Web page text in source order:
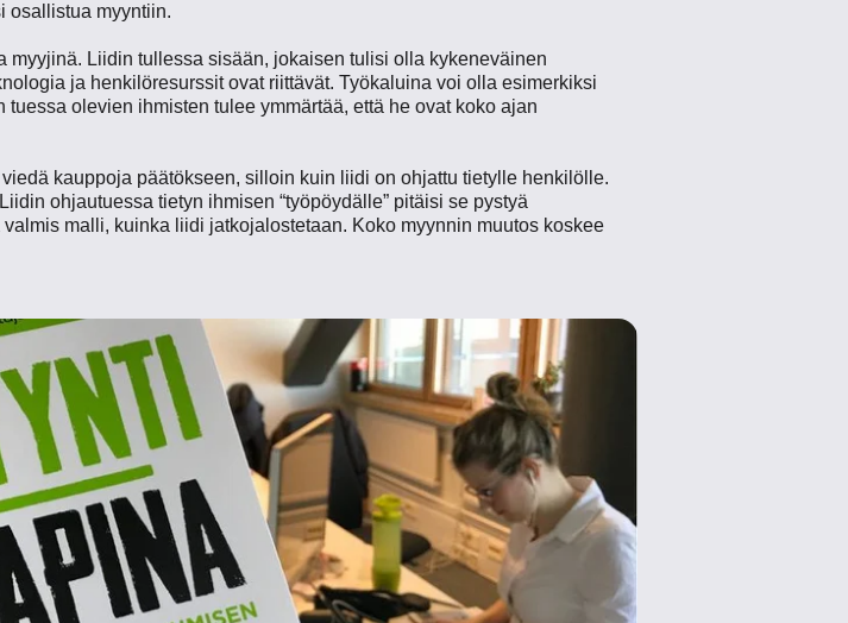
osallistua myyntiin.
Liidin tullessa sisään, jokaisen tulisi olla kykeneväinen
ja henkilöresurssit ovat riittävät. Työkaluina voi olla esimerkiksi
olevien ihmisten tulee ymmärtää, että he ovat koko ajan
kauppoja päätökseen, silloin kuin liidi on ohjattu tietylle henkilölle.
ohjautuessa tietyn ihmisen “työpöydälle” pitäisi se pystyä
malli, kuinka liidi jatkojalostetaan. Koko myynnin muutos koskee